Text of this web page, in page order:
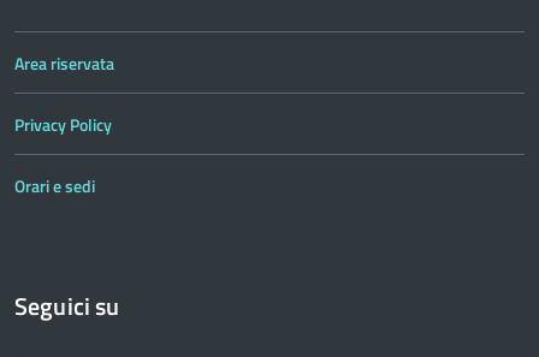
Area riservata
Privacy Policy
Orari e sedi
Seguici su